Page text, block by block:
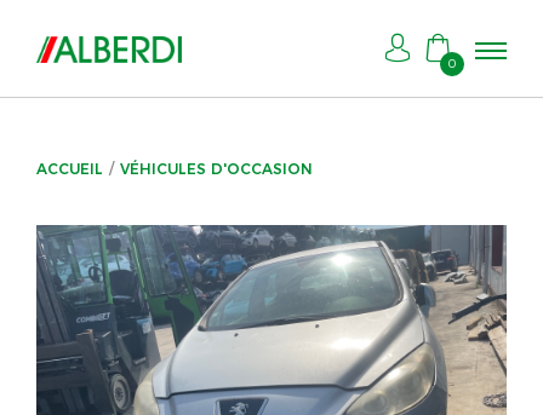
0
ACCUEIL VÉHICULES D'OCCASION